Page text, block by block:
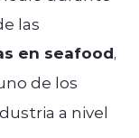
las
en seafood,
de los
a nivel